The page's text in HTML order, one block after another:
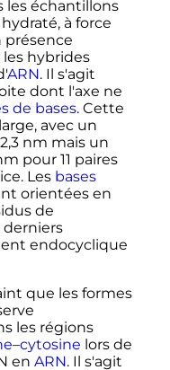
les échantillons
à force
présence
les hybrides
ARN. Il s'agit
dont l'axe ne
de bases. Cette
avec un
2,3 nm mais un
pour 11 paires
Les bases
orientées en
de
derniers
endocyclique
que les formes
les régions
–cytosine lors de
en ARN. Il s'agit